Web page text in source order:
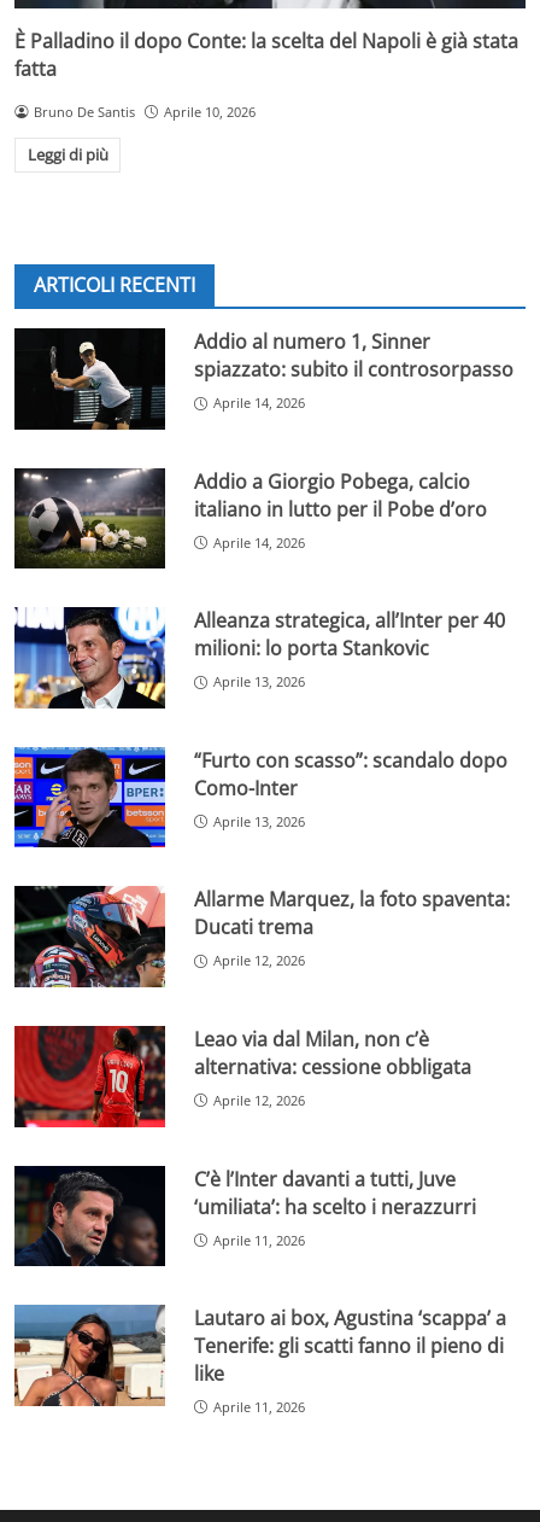
È Palladino il dopo Conte: la scelta del Napoli è già stata
fatta
Bruno De Santis Aprile 10, 2026
Leggi di più
ARTICOLI RECENTI
Addio al numero 1, Sinner
spiazzato: subito il controsorpasso
Aprile 14, 2026
Addio a Giorgio Pobega, calcio
italiano in lutto per il Pobe d’oro
Aprile 14, 2026
Alleanza strategica, all’Inter per 40
milioni: lo porta Stankovic
Aprile 13, 2026
“Furto con scasso”: scandalo dopo
Como-Inter
Aprile 13, 2026
Allarme Marquez, la foto spaventa:
Ducati trema
Aprile 12, 2026
Leao via dal Milan, non c’è
alternativa: cessione obbligata
Aprile 12, 2026
C’è l’Inter davanti a tutti, Juve
‘umiliata’: ha scelto i nerazzurri
Aprile 11, 2026
Lautaro ai box, Agustina ‘scappa’ a
Tenerife: gli scatti fanno il pieno di
like
Aprile 11, 2026